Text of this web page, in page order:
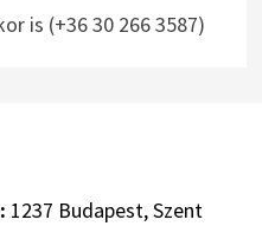
is (+36 30 266 3587)
1237 Budapest, Szent